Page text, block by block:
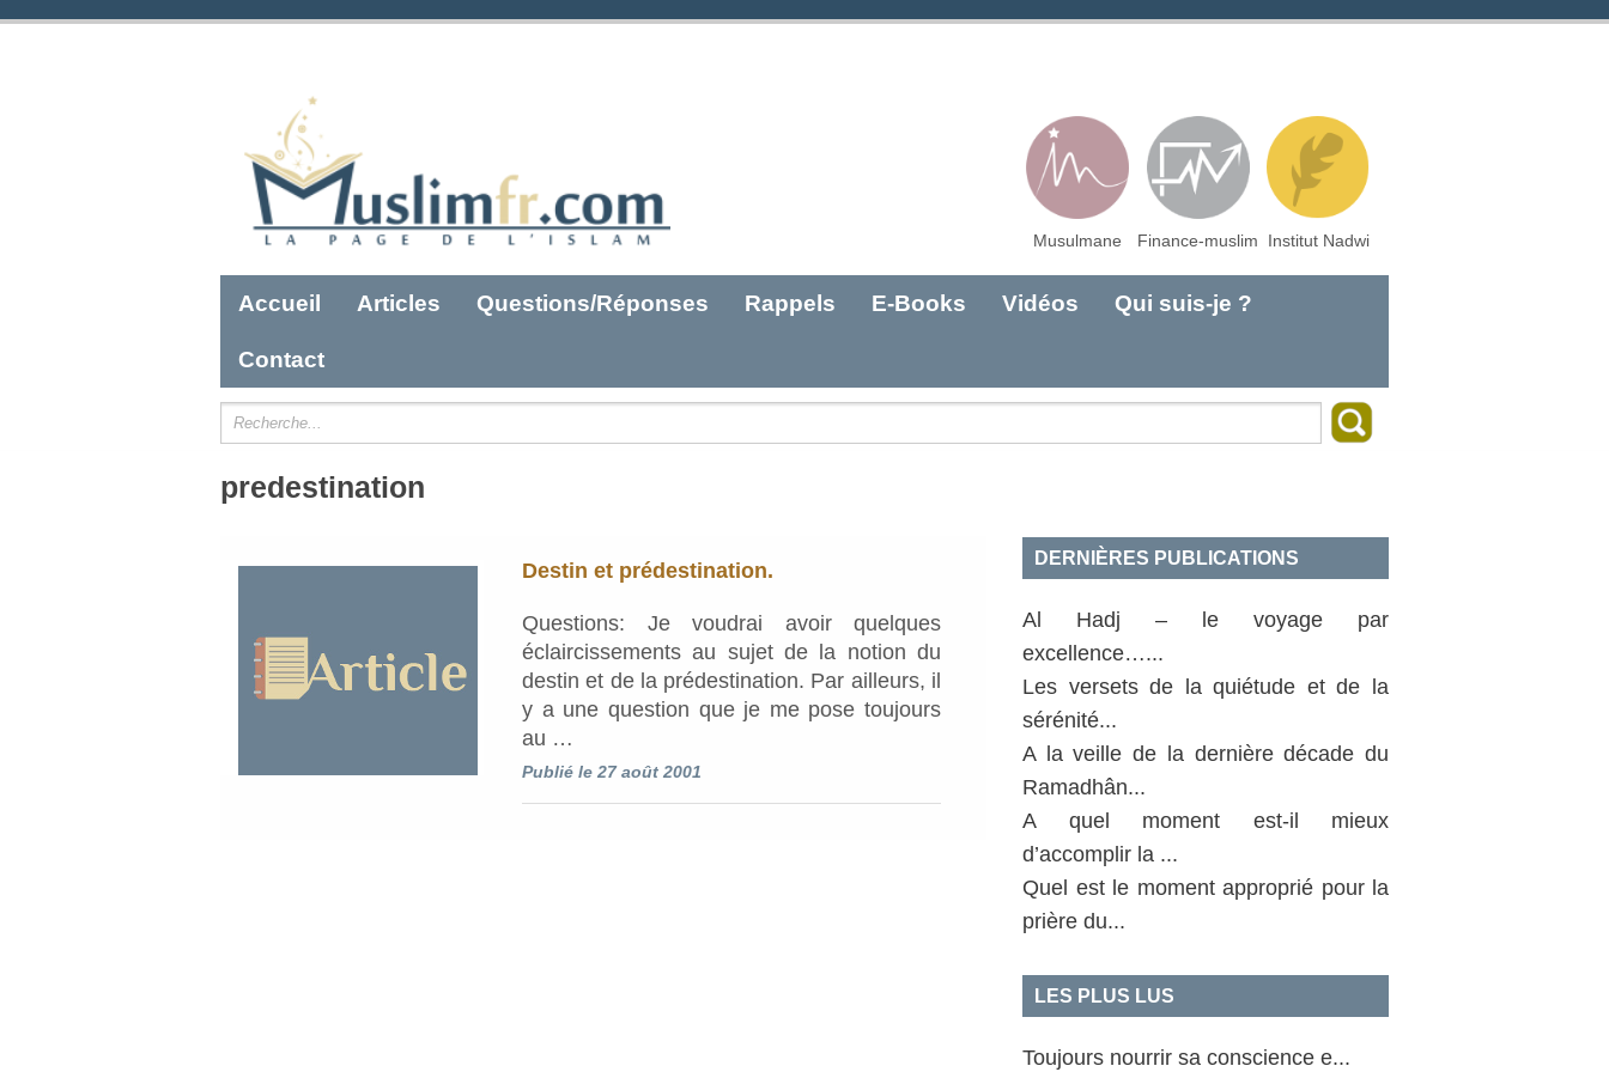
Musulmane Finance-muslim Institut Nadwi
Accueil Articles Questions/Réponses Rappels E-Books Vidéos Qui suis-je ?
Contact
predestination
Destin et prédestination.
Questions: Je voudrai avoir quelques
éclaircissements au sujet de la notion du
destin et de la prédestination. Par ailleurs, il
y a une question que je me pose toujours
au …
Publié le 27 août 2001
DERNIÈRES PUBLICATIONS
Al Hadj – le voyage par
excellence…...
Les versets de la quiétude et de la
sérénité...
A la veille de la dernière décade du
Ramadhân...
A quel moment est-il mieux
d’accomplir la ...
Quel est le moment approprié pour la
prière du...
LES PLUS LUS
Toujours nourrir sa conscience e...